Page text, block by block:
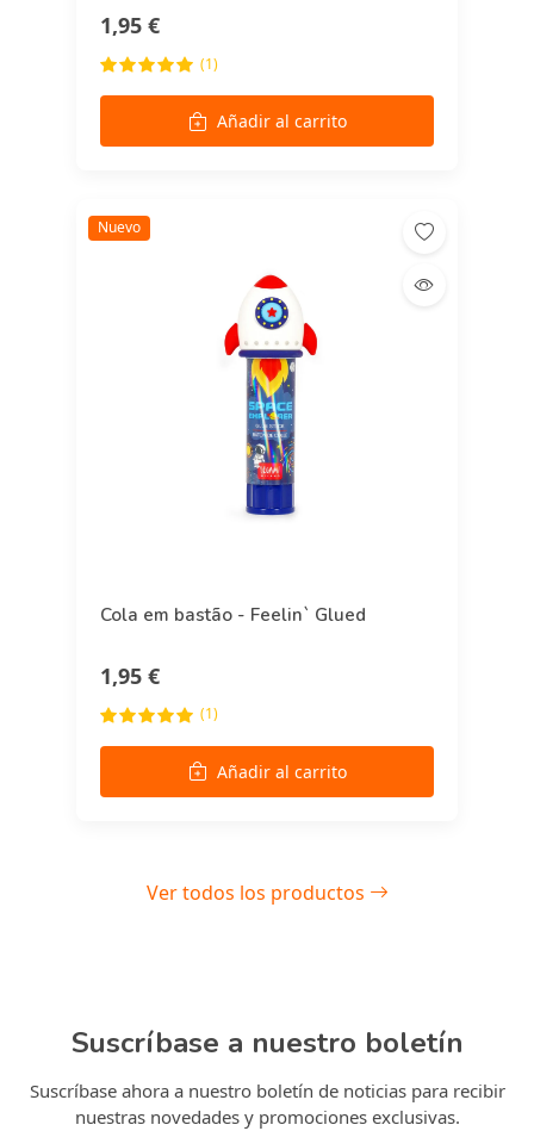
1,95 €
(1)
Añadir al carrito
Nuevo
Cola em bastão - Feelin` Glued
1,95 €
(1)
Añadir al carrito
Ver todos los productos
Suscríbase a nuestro boletín
Suscríbase ahora a nuestro boletín de noticias para recibir
nuestras novedades y promociones exclusivas.